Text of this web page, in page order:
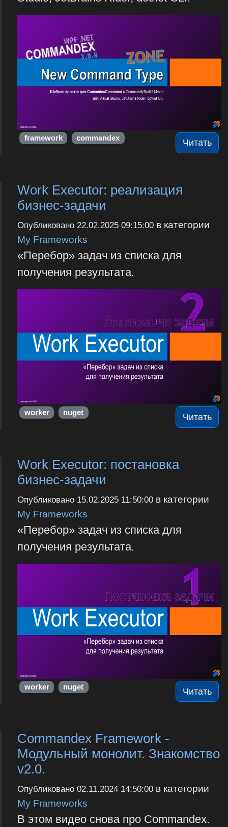
Читать
framework commandex
Work Executor: реализация
бизнес-задачи
Опубликовано 22.02.2025 09:15:00в категории
My Frameworks
«Перебор» задач из списка для
получения результата.
Читать
worker nuget
Work Executor: постановка
бизнес-задачи
Опубликовано 15.02.2025 11:50:00в категории
My Frameworks
«Перебор» задач из списка для
получения результата.
Читать
worker nuget
Commandex Framework -
Модульный монолит. Знакомство
v2.0.
Опубликовано 02.11.2024 14:50:00в категории
My Frameworks
В этом видео снова про Commandex.